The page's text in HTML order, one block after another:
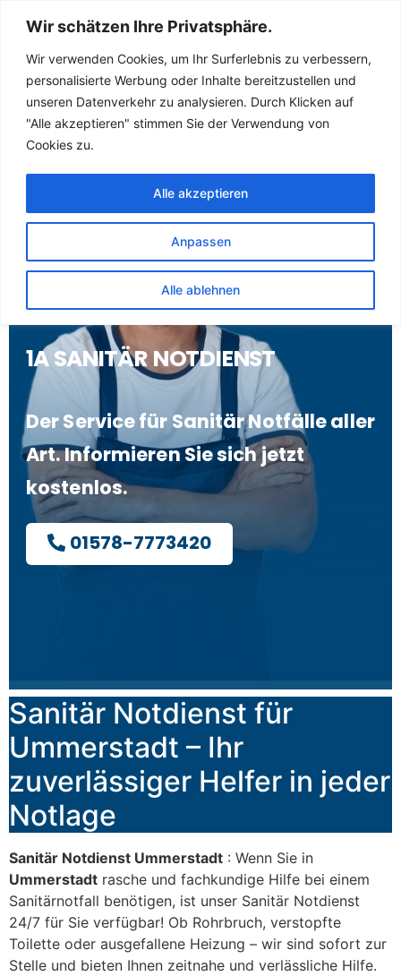
Wir schätzen Ihre Privatsphäre.
Wir verwenden Cookies, um Ihr Surferlebnis zu verbessern,
personalisierte Werbung oder Inhalte bereitzustellen und
unseren Datenverkehr zu analysieren. Durch Klicken auf
"Alle akzeptieren" stimmen Sie der Verwendung von
Cookies zu.
Anpassen
Alle ablehnen
Alle akzeptieren
Sanitär Notdienst
(Klempner) für
Ummerstadt
1A SANITÄR NOTDIENST
Der Service für Sanitär Notfälle aller
Art. Informieren Sie sich jetzt
kostenlos.
01578-7773420
Sanitär Notdienst für
Ummerstadt – Ihr
zuverlässiger Helfer in jeder
Notlage
Sanitär Notdienst Ummerstadt : Wenn Sie in
Ummerstadt rasche und fachkundige Hilfe bei einem
Sanitärnotfall benötigen, ist unser Sanitär Notdienst
24/7 für Sie verfügbar! Ob Rohrbruch, verstopfte
Toilette oder ausgefallene Heizung – wir sind sofort zur
Stelle und bieten Ihnen zeitnahe und verlässliche Hilfe.